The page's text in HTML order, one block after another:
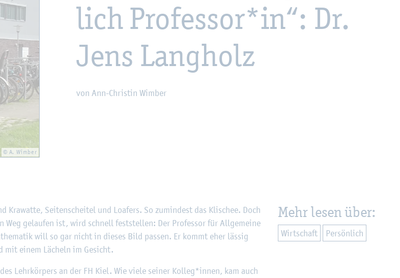
© A. Wim­ber
lich Pro­fes­sor*in“: Dr.
Jens Lang­holz
von Ann-Chris­tin Wim­ber
Kra­wat­te, Sei­ten­schei­tel und Lo­afers. So zu­min­dest das Kli­schee. Doch
Weg ge­lau­fen ist, wird schnell fest­stel­len: Der Pro­fes­sor für All­ge­mei­ne
will so gar nicht in die­ses Bild pas­sen. Er kommt eher läs­sig
mit einem Lä­cheln im Ge­sicht.
Lehr­kör­pers an der FH Kiel. Wie viele sei­ner Kol­leg*innen, kam auch
©Fach­hoch­schu­le Kiel Mehr lesen über:
Wirt­schaft Per­sön­lich